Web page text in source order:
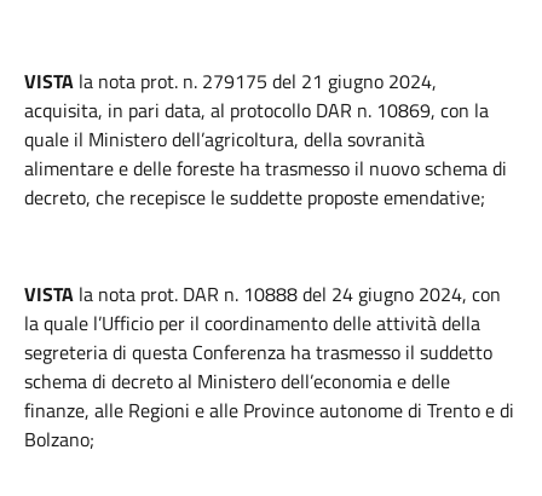
VISTA la nota prot. n. 279175 del 21 giugno 2024,
acquisita, in pari data, al protocollo DAR n. 10869, con la
quale il Ministero dell’agricoltura, della sovranità
alimentare e delle foreste ha trasmesso il nuovo schema di
decreto, che recepisce le suddette proposte emendative;
VISTA la nota prot. DAR n. 10888 del 24 giugno 2024, con
la quale l’Ufficio per il coordinamento delle attività della
segreteria di questa Conferenza ha trasmesso il suddetto
schema di decreto al Ministero dell’economia e delle
finanze, alle Regioni e alle Province autonome di Trento e di
Bolzano;